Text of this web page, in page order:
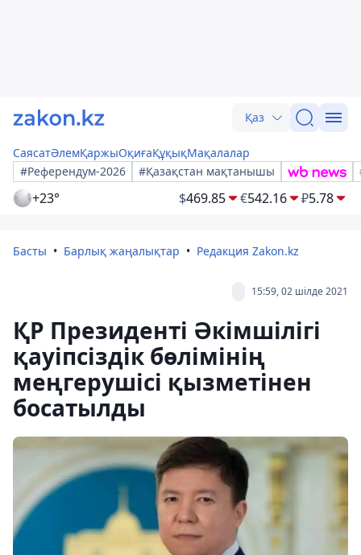
Қаз
СаясатӘлемҚаржыОқиғаҚұқықМақалалар
#Референдум-2026
#Қазақстан мақтанышы
+23° $469.85 €542.16 ₽5.78
Басты Барлық жаңалықтар Редакция Zakon.kz
15:59, 02 шілде 2021
ҚР Президенті Әкімшілігі
қауіпсіздік бөлімінің
меңгерушісі қызметінен
босатылды